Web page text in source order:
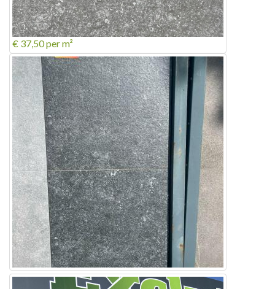
€ 37,50per m²